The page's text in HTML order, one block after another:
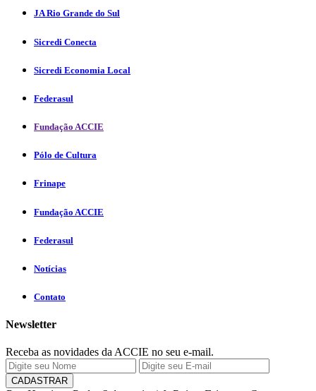
JA Rio Grande do Sul
Sicredi Conecta
Sicredi Economia Local
Federasul
Fundação ACCIE
Pólo de Cultura
Frinape
Fundação ACCIE
Federasul
Notícias
Contato
Newsletter
Receba as novidades da ACCIE no seu e-mail.